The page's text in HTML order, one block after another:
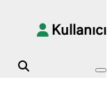
Kullanıcı